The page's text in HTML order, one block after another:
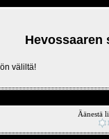
Hevossaaren
väliltä!
Äänestä